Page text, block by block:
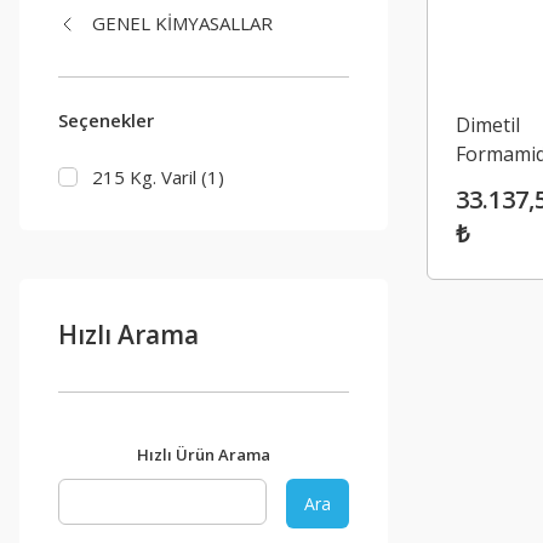
GENEL KİMYASALLAR
Seçenekler
215 Kg. Varil (1)
Hızlı Arama
Hızlı Ürün Arama
Ara
Dimetil
(DMF)
₺